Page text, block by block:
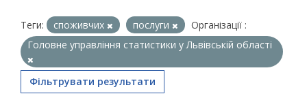
Теги: споживчих послуги
Організації :
Головне управління статистики у Львівській області
Фільтрувати результати